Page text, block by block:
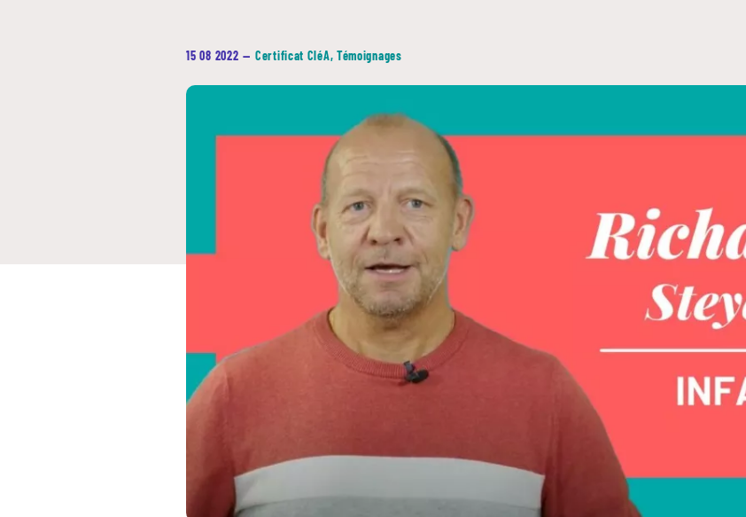
15 08 2022 — Certificat CléA, Témoignages